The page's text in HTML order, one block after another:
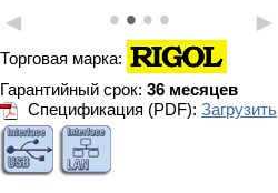
• • • •
◄ ►
Торговая марка:
Гарантийный срок: 36 месяцев
Спецификация (PDF): Загрузить